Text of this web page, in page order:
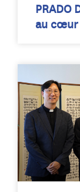
PRADO
au cœur